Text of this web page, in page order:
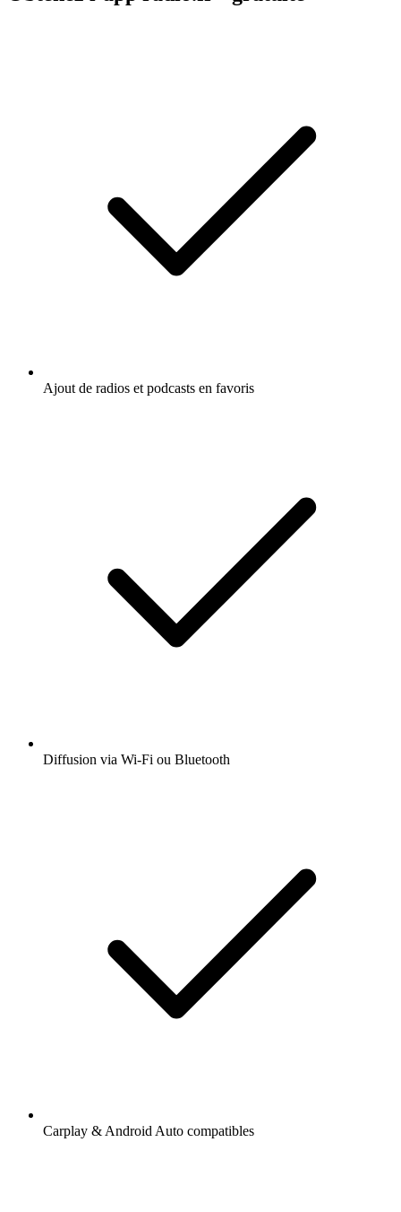
Ajout de radios et podcasts en favoris
Diffusion via Wi-Fi ou Bluetooth
Carplay & Android Auto compatibles